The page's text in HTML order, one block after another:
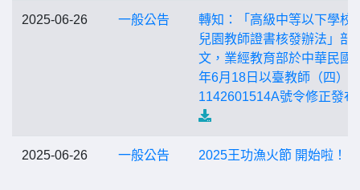
2025-06-26 一般公告
轉知：「高級中等以下學校
兒園教師證書核發辦法」部
文，業經教育部於中華民國
年6月18日以臺教師（四）
1142601514A號令修正發布
2025-06-26 一般公告 2025王功漁火節 開始啦！